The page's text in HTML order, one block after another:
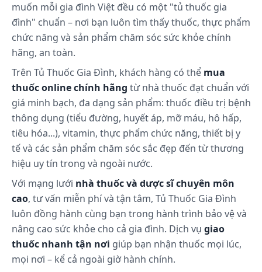
muốn mỗi gia đình Việt đều có một "tủ thuốc gia
đình" chuẩn – nơi bạn luôn tìm thấy thuốc, thực phẩm
chức năng và sản phẩm chăm sóc sức khỏe chính
hãng, an toàn.
Trên Tủ Thuốc Gia Đình, khách hàng có thể mua
thuốc online chính hãng từ nhà thuốc đạt chuẩn với
giá minh bạch, đa dạng sản phẩm: thuốc điều trị bệnh
thông dụng (tiểu đường, huyết áp, mỡ máu, hô hấp,
tiêu hóa...), vitamin, thực phẩm chức năng, thiết bị y
tế và các sản phẩm chăm sóc sắc đẹp đến từ thương
hiệu uy tín trong và ngoài nước.
Với mạng lưới nhà thuốc và dược sĩ chuyên môn
cao, tư vấn miễn phí và tận tâm, Tủ Thuốc Gia Đình
luôn đồng hành cùng bạn trong hành trình bảo vệ và
nâng cao sức khỏe cho cả gia đình. Dịch vụ giao
thuốc nhanh tận nơi giúp bạn nhận thuốc mọi lúc,
mọi nơi – kể cả ngoài giờ hành chính.